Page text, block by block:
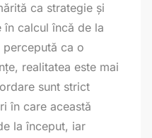
ca strategie și
în calcul încă de la
percepută ca o
realitatea este mai
sunt strict
în care această
la început, iar